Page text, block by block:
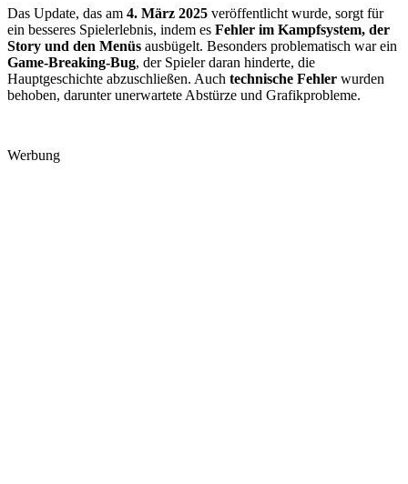
Das Update, das am 4. März 2025 veröffentlicht wurde, sorgt für
ein besseres Spielerlebnis, indem es Fehler im Kampfsystem, der
Story und den Menüs ausbügelt. Besonders problematisch war ein
Game-Breaking-Bug, der Spieler daran hinderte, die
Hauptgeschichte abzuschließen. Auch technische Fehler wurden
behoben, darunter unerwartete Abstürze und Grafikprobleme.
Werbung